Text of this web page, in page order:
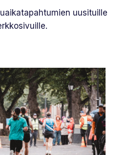
uusituille